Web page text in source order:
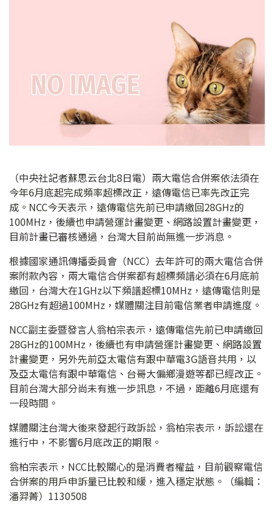
（中央社記者蘇思云台北8日電）兩大電信合併案依法須在
今年6月底起完成頻率超標改正，遠傳電信已率先改正完
成。NCC今天表示，遠傳電信先前已申請繳回28GHz的
100MHz，後續也申請營運計畫變更、網路設置計畫變更，
目前計畫已審核通過，台灣大目前尚無進一步消息。
根據國家通訊傳播委員會（NCC）去年許可的兩大電信合併
案附款內容，兩大電信合併案都有超標頻譜必須在6月底前
繳回，台灣大在1GHz以下頻譜超標10MHz，遠傳電信則是
28GHz有超過100MHz，媒體關注目前電信業者申請進度。
NCC副主委暨發言人翁柏宗表示，遠傳電信先前已申請繳回
28GHz的100MHz，後續也有申請營運計畫變更、網路設置
計畫變更，另外先前亞太電信有跟中華電3G語音共用，以
及亞太電信有跟中華電信、台哥大偏鄉漫遊等都已經改正。
目前台灣大部分尚未有進一步訊息，不過，距離6月底還有
一段時間。
媒體關注台灣大後來發起行政訴訟，翁柏宗表示，訴訟還在
進行中，不影響6月底改正的期限。
翁柏宗表示，NCC比較關心的是消費者權益，目前觀察電信
合併案的用戶申訴量已比較和緩，進入穩定狀態。（編輯：
潘羿菁）1130508